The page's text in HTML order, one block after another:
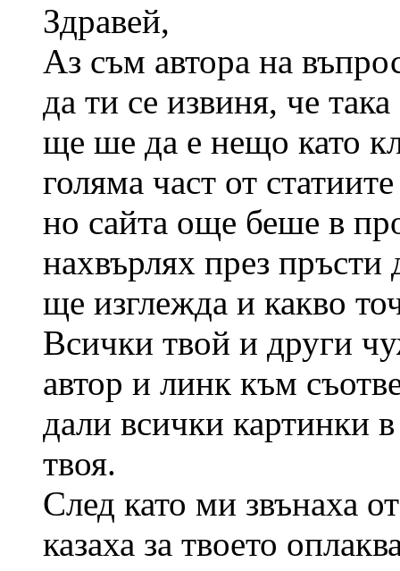
Здравей,
Аз съм автора на
да ти се извиня, че
ще ше да е нещо като
голяма част от
но сайта още беше в
нахвърлях през пръсти
ще изглежда и какво
Всички твой и други
автор и линк към
дали всички картинки
твоя.
След като ми звънаха
казаха за твоето